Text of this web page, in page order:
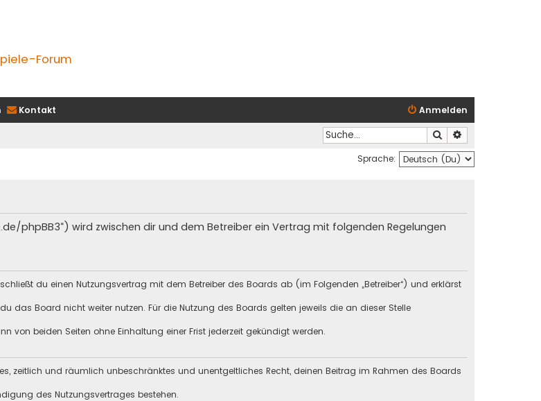
Forum
Kontakt Anmelden
Suche
Sprache:
phpBB3“) wird zwischen dir und dem Betreiber ein Vertrag mit folgenden Regelungen
du einen Nutzungsvertrag mit dem Betreiber des Boards ab (im Folgenden „Betreiber“) und erklärst
das Board nicht weiter nutzen. Für die Nutzung des Boards gelten jeweils die an dieser Stelle
von beiden Seiten ohne Einhaltung einer Frist jederzeit gekündigt werden.
zeitlich und räumlich unbeschränktes und unentgeltliches Recht, deinen Beitrag im Rahmen des Boards
des Nutzungsvertrages bestehen.